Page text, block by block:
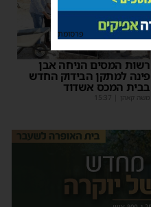
רשות המסים הניחה אבן
פינה למתקן הבידוק החדש
בבית המכס אשדוד
משה קאהן 15:37
פרסומת